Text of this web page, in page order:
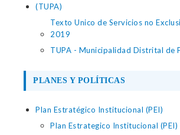
(TUPA)
Texto Unico de Servicios no
2019
TUPA - Municipalidad Distrital de
PLANES Y POLÍTICAS
Plan Estratégico Institucional (PEI)
Plan Estrategico Institucional